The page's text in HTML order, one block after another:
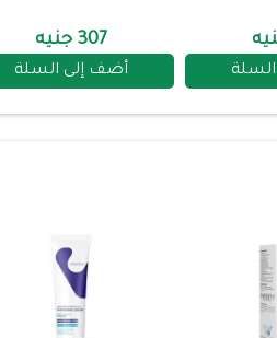
307 جنيه
أضف إلى السلة